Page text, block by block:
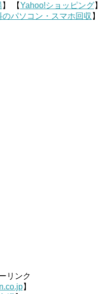
】 【Yahoo!ショッピング】
パソコン・スマホ回収 】
リンク
】